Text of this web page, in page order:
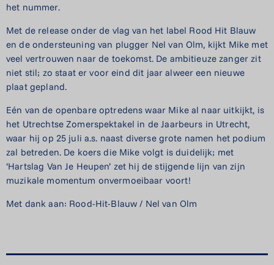
het nummer.
Met de release onder de vlag van het label Rood Hit Blauw
en de ondersteuning van plugger Nel van Olm, kijkt Mike met
veel vertrouwen naar de toekomst. De ambitieuze zanger zit
niet stil; zo staat er voor eind dit jaar alweer een nieuwe
plaat gepland.
Eén van de openbare optredens waar Mike al naar uitkijkt, is
het Utrechtse Zomerspektakel in de Jaarbeurs in Utrecht,
waar hij op 25 juli a.s. naast diverse grote namen het podium
zal betreden. De koers die Mike volgt is duidelijk; met
‘Hartslag Van Je Heupen’ zet hij de stijgende lijn van zijn
muzikale momentum onvermoeibaar voort!
Met dank aan: Rood-Hit-Blauw / Nel van Olm